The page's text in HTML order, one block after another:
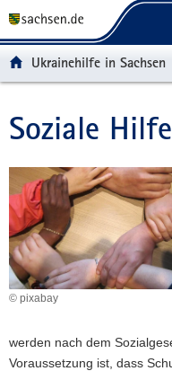
t
ü
r
g
r
e
i
f
n
d
p
n
l
t
t
-
r
e
i
c
h
Ukrainehilfe in Sachsen
Hauptinhalt
Soziale
© pixabay
werden nach dem
Voraussetzung ist, dass